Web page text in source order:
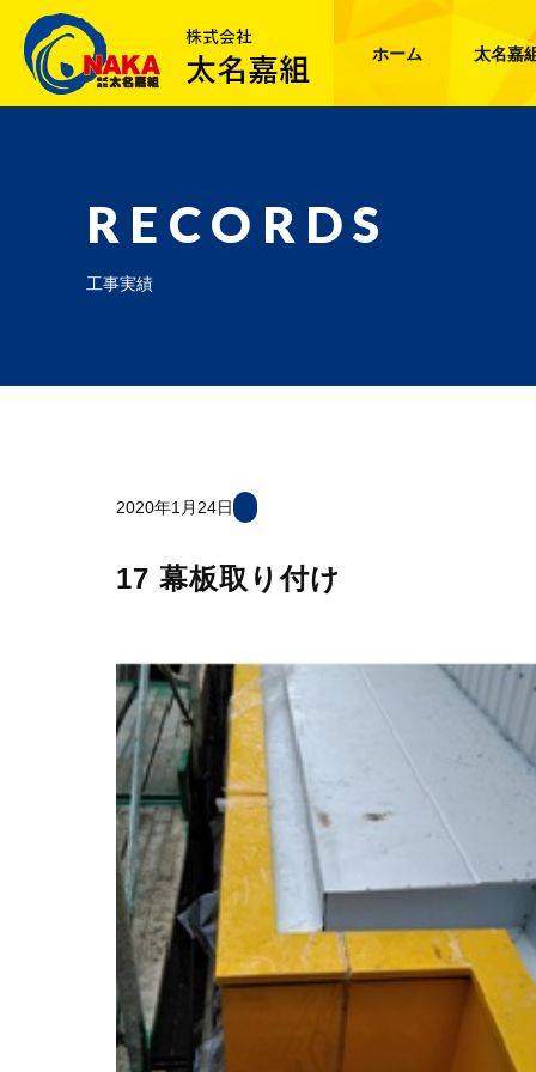
ホーム 太名嘉
RECORDS
工事実績
2020年1月24日
17 幕板取り付け